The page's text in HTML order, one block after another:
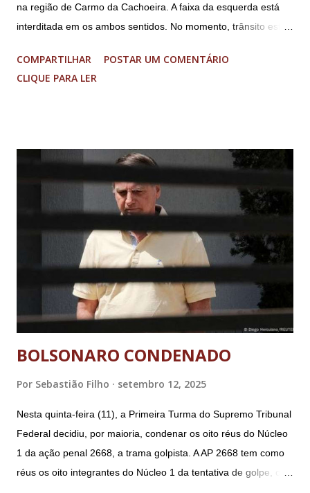
na região de Carmo da Cachoeira. A faixa da esquerda está
interditada em os ambos sentidos. No momento, trânsito está
Imagens @transitofernaodias *Por Sebastião Filho
COMPARTILHAR
POSTAR UM COMENTÁRIO
CLIQUE PARA LER
BOLSONARO CONDENADO
Por Sebastião Filho setembro 12, 2025
Nesta quinta-feira (11), a Primeira Turma do Supremo Tribunal
Federal decidiu, por maioria, condenar os oito réus do Núcleo
1 da ação penal 2668, a trama golpista. A AP 2668 tem como
réus os oito integrantes do Núcleo 1 da tentativa de golpe, ou